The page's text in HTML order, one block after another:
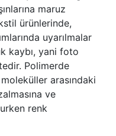
maruz
ürünlerinde,
uyarılmalar
kaybı, yani foto
Polimerde
arasındaki
ve
renk